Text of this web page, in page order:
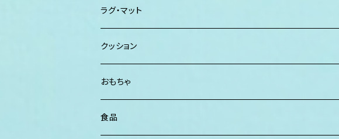
パンツ
パーカー、スウェット
Maui Mike's
TERRANOVA
スマーフ
ディフューザー
ラグ・マット
クッション
おもちゃ
食品